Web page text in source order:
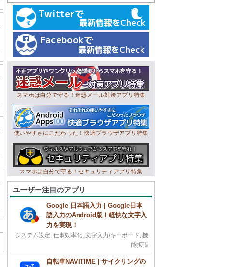
スマホは自分で守る！迷惑メール対策アプリ特集
使いやすさにこだわった！快適ブラウザアプリ特集
スマホは自分で守る！セキュリティアプリ特集
ユーザー注目のアプリ
Google 日本語入力 | Google日本
語入力のAndroid版！軽快な文字入
力を実現！
システム設定, 仕事効率化, 文字入力/キーボード, 機
能拡張
自転車NAVITIME | サイクリングの